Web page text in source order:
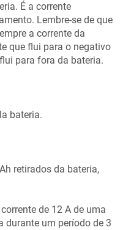
É a corrente
Lembre-se de que
a corrente da
que flui para o negativo
para fora da bateria.
bateria.
retirados da bateria,
de 12 A de uma
durante um período de 3